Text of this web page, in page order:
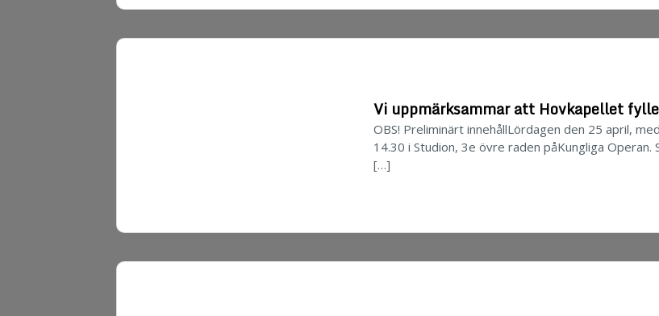
Vi uppmärksammar att Hovkapellet
OBS! Preliminärt innehållLördagen den 25 april,
14.30 i Studion, 3e övre raden påKungliga Operan.
[…]